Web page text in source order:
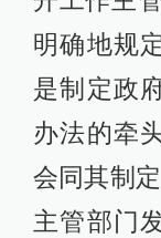
明确地规
是制定政
办法的牵
会同其制
主管部门